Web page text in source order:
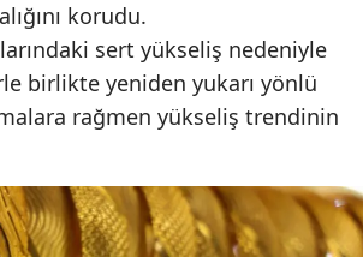
Giresun
Gümüşhane
Hatay
korudu.
sert yükseliş nedeniyle
birlikte yeniden yukarı yönlü
rağmen yükseliş trendinin